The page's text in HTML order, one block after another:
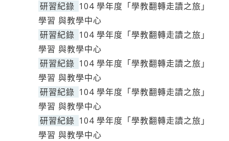
研習紀錄 104 學年度「學教翻轉走讀之旅」
學習 與教學中心
研習紀錄 104 學年度「學教翻轉走讀之旅」
學習 與教學中心
研習紀錄 104 學年度「學教翻轉走讀之旅」
學習 與教學中心
研習紀錄 104 學年度「學教翻轉走讀之旅」
學習 與教學中心
研習紀錄 104 學年度「學教翻轉走讀之旅」
學習 與教學中心